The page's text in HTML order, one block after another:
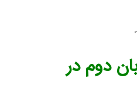
دوم در